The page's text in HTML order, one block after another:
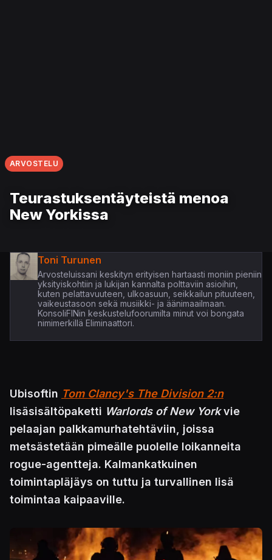
ARVOSTELU
Teurastuksentäyteistä menoa
New Yorkissa
Toni Turunen
Arvosteluissani keskityn erityisen hartaasti moniin pieniin
yksityiskohtiin ja lukijan kannalta polttaviin asioihin,
kuten pelattavuuteen, ulkoasuun, seikkailun pituuteen,
vaikeustasoon sekä musiikki- ja äänimaailmaan.
KonsoliFINin keskustelufoorumilta minut voi bongata
nimimerkillä Eliminaattori.
Ubisoftin Tom Clancy's The Division 2:n
lisäsisältöpaketti Warlords of New Yorkvie
pelaajan palkkamurhatehtäviin, joissa
metsästetään pimeälle puolelle loikanneita
rogue-agentteja. Kalmankatkuinen
toimintapläjäys on tuttu ja turvallinen lisä
toimintaa kaipaaville.